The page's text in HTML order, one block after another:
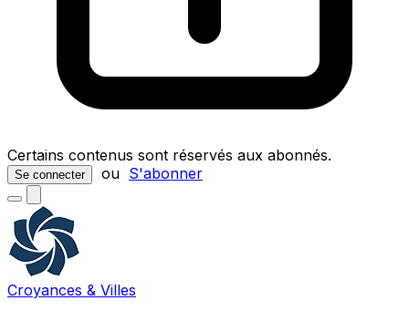
Certains contenus sont réservés aux abonnés.
Se connecter ou S'abonner
Croyances & Villes